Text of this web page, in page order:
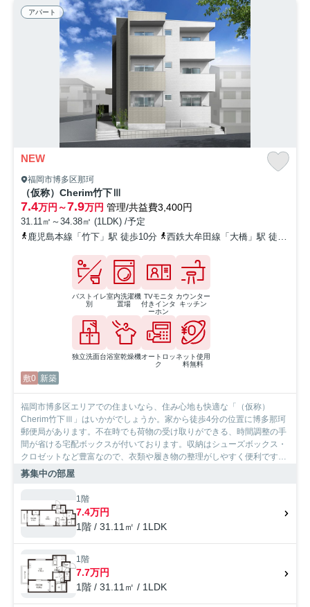
アパート
NEW
福岡市博多区那珂
（仮称）Cherim竹下Ⅲ
7.4万円～7.9万円 管理/共益費3,400円
31.11㎡～34.38㎡ (1LDK) /予定
鹿児島本線「竹下」駅 徒歩10分
西鉄大牟田線「大橋」駅 徒歩25分
バストイレ
別
室内洗濯機
置場
TVモニタ
付きインタ
ーホン
カウンター
キッチン
独立洗面台浴室乾燥機オートロッ
ク
ネット使用
料無料
敷0 新築
福岡市博多区エリアでの住まいなら、住み心地も快適な「（仮称）
Cherim竹下Ⅲ」はいかがでしょうか。家から徒歩4分の位置に博多那珂
郵便局があります。不在時でも荷物の受け取りができる、時間調整の手
間が省ける宅配ボックスが付いております。収納はシューズボックス・
クロゼットなど豊富なので、衣類や履き物の整理がしやすく便利です。
真新しい住まいで新生活を始めましょう。完成を控えた物件です。丁寧
かつ迅速に対応する事がモットーの当社なら、きっと満足していただけ
るお部屋探しが可能です。福岡市博多区や鹿児島本線竹下付近のことな
らお任せ下さい。
募集中の部屋
1階
7.4万円
1階 / 31.11㎡ / 1LDK
1階
7.7万円
1階 / 31.11㎡ / 1LDK